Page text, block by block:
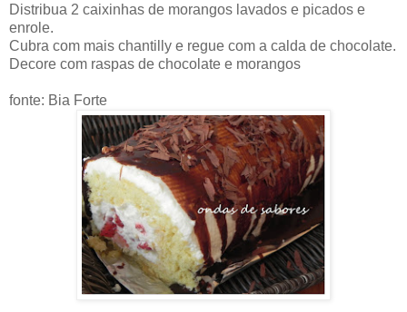
Distribua 2 caixinhas de morangos lavados e picados e
enrole.
Cubra com mais chantilly e regue com a calda de chocolate.
Decore com raspas de chocolate e morangos
fonte: Bia Forte